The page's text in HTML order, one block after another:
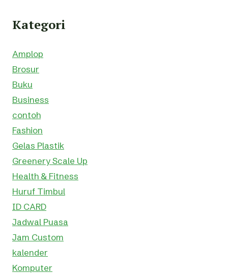
Kategori
Amplop
Brosur
Buku
Business
contoh
Fashion
Gelas Plastik
Greenery Scale Up
Health & Fitness
Huruf Timbul
ID CARD
Jadwal Puasa
Jam Custom
kalender
Komputer